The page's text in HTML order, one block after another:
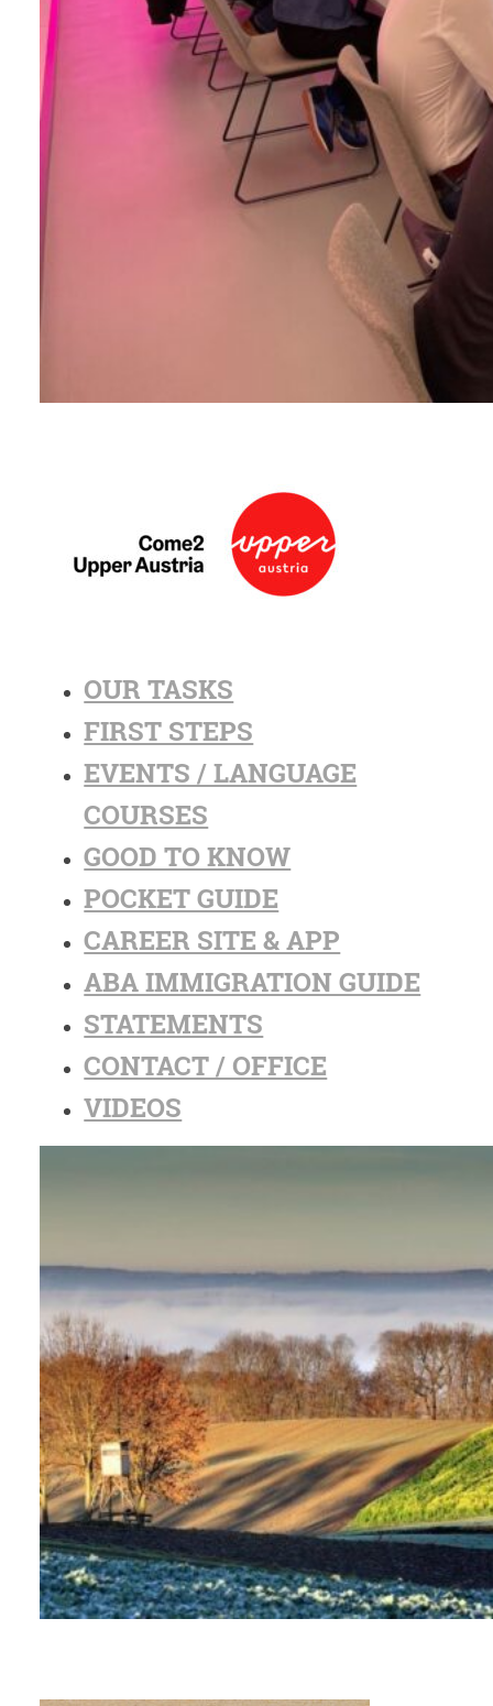
OUR TASKS
FIRST STEPS
EVENTS / LANGUAGE
COURSES
GOOD TO KNOW
POCKET GUIDE
CAREER SITE & APP
ABA IMMIGRATION GUIDE
STATEMENTS
CONTACT / OFFICE
VIDEOS